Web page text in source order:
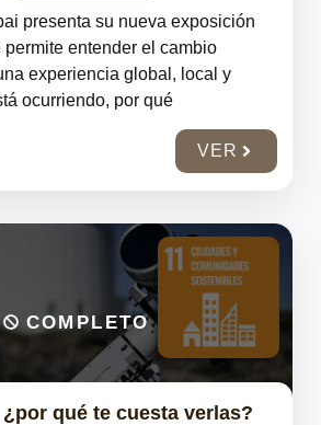
presenta su nueva exposición
permite entender el cambio
experiencia global, local y
ocurriendo, por qué
VER
COMPLETO
qué te cuesta verlas?